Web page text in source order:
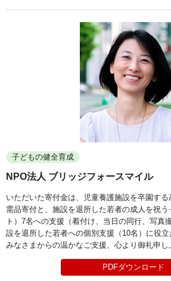
子どもの健全育成
NPO法人 ブリッジフォースマイル
いただいた寄付金は、児童養護施設を卒園す
需品寄付と、施設を退所した若者の成人を祝
ト）7名への支援（着付け、当日の同行、写真
設を退所した若者への個別支援（10名）に役立
みなさまからの温かなご支援、心より御礼申し
PDFダウンロード